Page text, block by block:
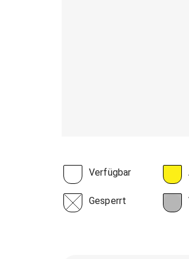
Verfügbar
Gesperrt